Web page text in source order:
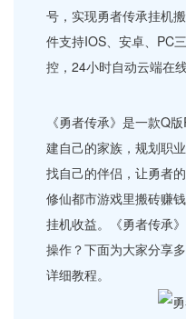
号，实现勇者传承挂机搬
件支持IOS、安卓、PC
控，24小时自动云端在
《勇者传承》是一款Q
建自己的家族，规划职
找自己的伴侣，让勇者
修仙都市游戏里搬砖赚
挂机收益。《勇者传承
操作？下面为大家分享
详细教程。